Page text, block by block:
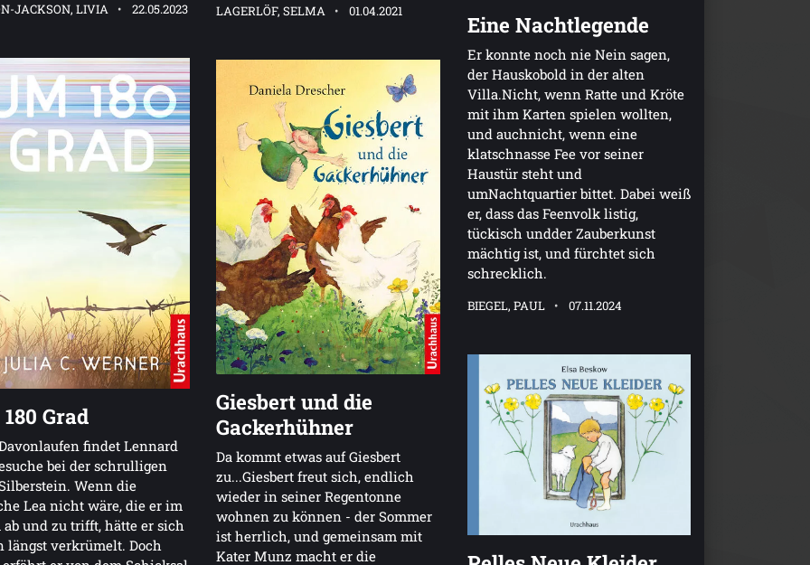
JACKSON, LIVIA 22.05.2023 LAGERLÖF, SELMA 01.04.2021
Eine Nachtlegende
Er konnte noch nie Nein sagen,
der Hauskobold in der alten
Villa.Nicht, wenn Ratte und Kröte
mit ihm Karten spielen wollten,
und auchnicht, wenn eine
klatschnasse Fee vor seiner
Haustür steht und
umNachtquartier bittet. Dabei weiß
er, dass das Feenvolk listig,
tückisch undder Zauberkunst
mächtig ist, und fürchtet sich
schrecklich.
BIEGEL, PAUL 07.11.2024
Grad
findet Lennard
bei der schrulligen
Wenn die
Lea nicht wäre, die er im
und zu trifft, hätte er sich
längst verkrümelt. Doch
Giesbert und die
Gackerhühner
Da kommt etwas auf Giesbert
zu...Giesbert freut sich, endlich
wieder in seiner Regentonne
wohnen zu können - der Sommer
ist herrlich, und gemeinsam mit
Kater Munz macht er die